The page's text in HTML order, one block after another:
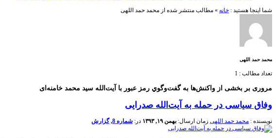
شما اینجا هستید : خانه » مطالب منتشر شده از محمد حمد اللهی
محمد حمد اللهی
تعداد مطالب : 1
مروری بر بخشی از واکنش‌ها به گفت‌وگوي رمز عبور با آیت‌الله سید محمد خامنه‌ای
وفاق سیاسی در حمله به آیت‌الله صدرایی
نویسنده : محمد حمد اللهی زمان ارسال: بهمن ۱۹, ۱۳۹۳ در: شماره 8 ,گزارش